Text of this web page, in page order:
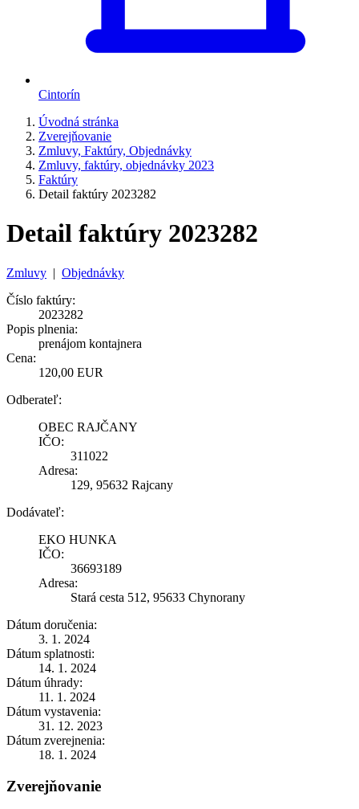
Cintorín
Úvodná stránka
Zverejňovanie
Zmluvy, Faktúry, Objednávky
Zmluvy, faktúry, objednávky 2023
Faktúry
Detail faktúry 2023282
Detail faktúry 2023282
Zmluvy | Objednávky
Číslo faktúry:
2023282
Popis plnenia:
prenájom kontajnera
Cena:
120,00 EUR
Odberateľ:
OBEC RAJČANY
IČO:
311022
Adresa:
129, 95632 Rajcany
Dodávateľ:
EKO HUNKA
IČO:
36693189
Adresa:
Stará cesta 512, 95633 Chynorany
Dátum doručenia:
3. 1. 2024
Dátum splatnosti:
14. 1. 2024
Dátum úhrady:
11. 1. 2024
Dátum vystavenia:
31. 12. 2023
Dátum zverejnenia:
18. 1. 2024
Zverejňovanie